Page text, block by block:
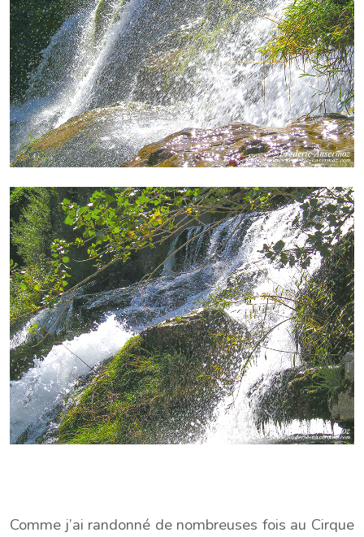
Comme j’ai randonné de nombreuses fois au Cirque